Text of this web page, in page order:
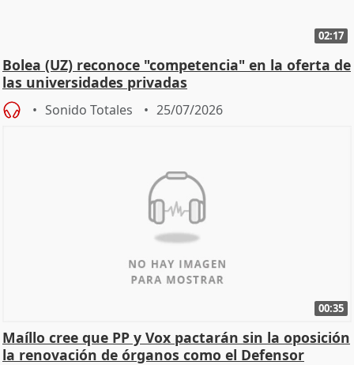
02:17
Bolea (UZ) reconoce "competencia" en la oferta de
las universidades privadas
Sonido Totales 25/07/2026
00:35
Maíllo cree que PP y Vox pactarán sin la oposición
la renovación de órganos como el Defensor